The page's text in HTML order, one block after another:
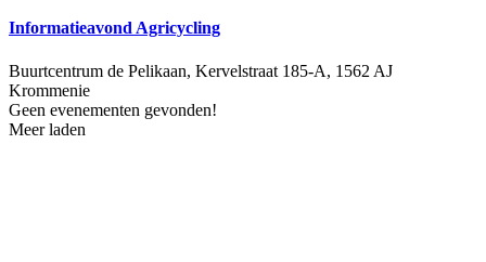
Informatieavond Agricycling
Buurtcentrum de Pelikaan, Kervelstraat 185-A, 1562 AJ
Krommenie
Geen evenementen gevonden!
Meer laden